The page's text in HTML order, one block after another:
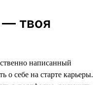
твоя
написанный
о себе на старте карьеры.